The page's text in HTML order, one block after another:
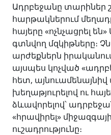
Ադրբեջանը տարիներ
հարթակներում
հայերը «ոչնչացրել
գտնվող մզկիթները։
արժեքներն
այսպես կոչված
հետ,
խեղաթյուրելով ու
ձևավորելով՝
«հրավիրել»
ուշադրությունը։